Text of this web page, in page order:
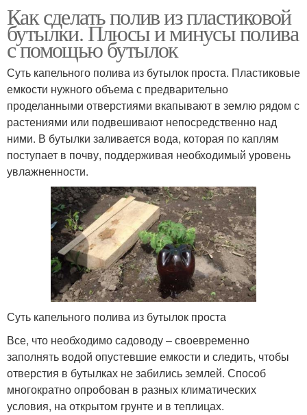
Как сделать полив из пластиковой
бутылки. Плюсы и минусы полива
с помощью бутылок
Суть капельного полива из бутылок проста. Пластиковые
емкости нужного объема с предварительно
проделанными отверстиями вкапывают в землю рядом с
растениями или подвешивают непосредственно над
ними. В бутылки заливается вода, которая по каплям
поступает в почву, поддерживая необходимый уровень
увлажненности.
Суть капельного полива из бутылок проста
Все, что необходимо садоводу – своевременно
заполнять водой опустевшие емкости и следить, чтобы
отверстия в бутылках не забились землей. Способ
многократно опробован в разных климатических
условия, на открытом грунте и в теплицах.